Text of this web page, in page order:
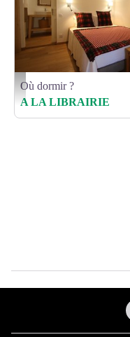
Chambre d'hôtes - François Puech
Où dormir ?
A LA LIBRAIRIE